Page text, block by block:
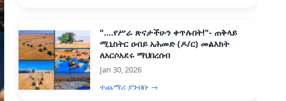
"....የሥራ ጽናታችሁን ቀጥሉበት!"- ጠቅላይ
ሚኒስትር ዐብይ አሕመድ (ዶ/ር) መልእክት
ለአርሶአደሩ ማህበረሰብ
Jan 30, 2026
ተጨማሪ ያንብቡ →